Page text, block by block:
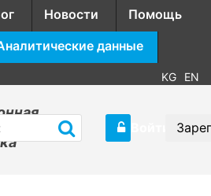
Новости
Помощь
данные
KG EN